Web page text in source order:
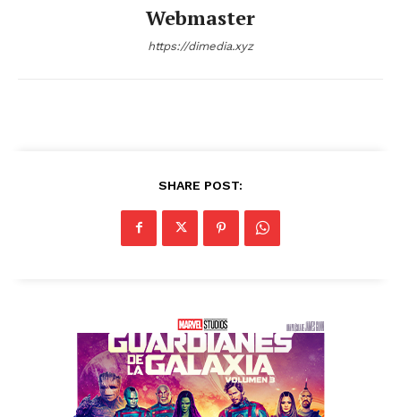
Webmaster
https://dimedia.xyz
SHARE POST: